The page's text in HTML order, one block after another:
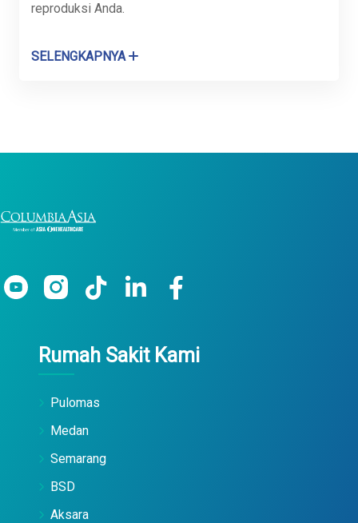
reproduksi Anda.
SELENGKAPNYA
Rumah Sakit Kami
Pulomas
Medan
Semarang
BSD
Aksara